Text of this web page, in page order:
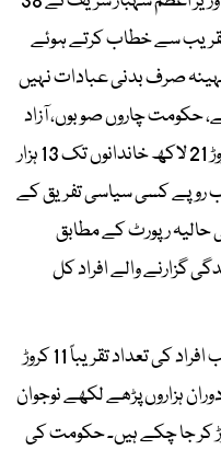
سے خطاب کرتے ہوئے
صرف بدنی عبادات نہیں
حکومت چاروں صوبوں، آزاد
کشمیر اور گلگت بلتستان کے ایک کروڑ 21 لاکھ خاندانوں تک 13 ہزار
فی خاندان کے حساب سے 38 ارب روپے کسی سیاسی تفریق کے
رپورٹ کے مطابق
گزارنے والے افراد کل
گویا 24 کروڑ کی ملکی آبادی میں غریب افراد کی تعداد تقریباً 11 کروڑ
ہزاروں پڑھے لکھے نوجوان
کر جا چکے ہیں۔ حکومت کی